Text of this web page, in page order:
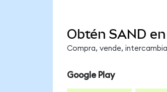
Obtén SAND
Compra, vende,
Google Play